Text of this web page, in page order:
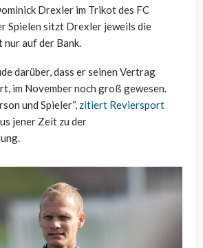
Drexler im Trikot des FC
Spielen sitzt Drexler jeweils die
auf der Bank.
darüber, dass er seinen Vertrag
im November noch groß gewesen.
und Spieler“, zitiert Reviersport
jener Zeit zu der